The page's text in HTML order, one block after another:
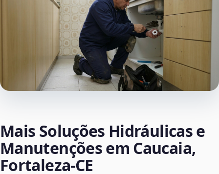
Mais Soluções Hidráulicas e
Manutenções em Caucaia,
Fortaleza‑CE